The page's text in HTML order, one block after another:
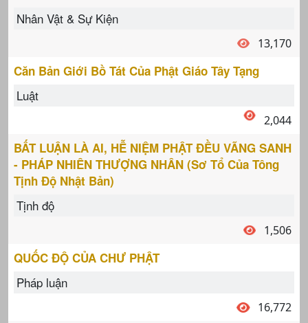
Nhân Vật & Sự Kiện
13,170
Căn Bản Giới Bồ Tát Của Phật Giáo Tây Tạng
Luật
2,044
BẤT LUẬN LÀ AI, HỄ NIỆM PHẬT ĐỀU VÃNG SANH
- PHÁP NHIÊN THƯỢNG NHÂN (Sơ Tổ Của Tông
Tịnh Độ Nhật Bản)
Tịnh độ
1,506
QUỐC ĐỘ CỦA CHƯ PHẬT
Pháp luận
16,772